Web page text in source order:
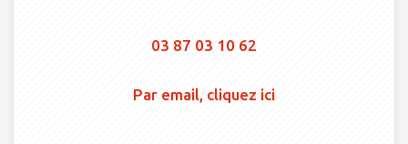
03 87 03 10 62
Par email, cliquez ici